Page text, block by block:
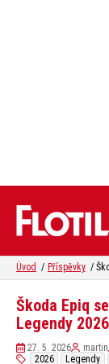
Úvod Příspěvky
Škoda Epiq
Legendy 2026
27. 5. 2026 martin
2026
Legendy